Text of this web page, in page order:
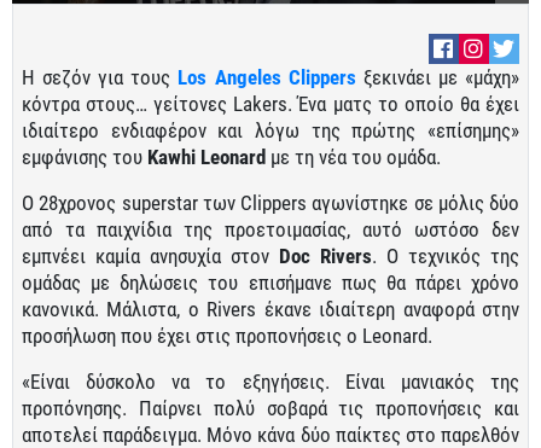
Η σεζόν για τους Los Angeles Clippers ξεκινάει με «μάχη»
κόντρα στους… γείτονες Lakers. Ένα ματς το οποίο θα έχει
ιδιαίτερο ενδιαφέρον και λόγω της πρώτης «επίσημης»
εμφάνισης του Kawhi Leonard με τη νέα του ομάδα.
Ο 28χρονος superstar των Clippers αγωνίστηκε σε μόλις δύο
από τα παιχνίδια της προετοιμασίας, αυτό ωστόσο δεν
εμπνέει καμία ανησυχία στον Doc Rivers. Ο τεχνικός της
ομάδας με δηλώσεις του επισήμανε πως θα πάρει χρόνο
κανονικά. Μάλιστα, ο Rivers έκανε ιδιαίτερη αναφορά στην
προσήλωση που έχει στις προπονήσεις ο Leonard.
«Είναι δύσκολο να το εξηγήσεις. Είναι μανιακός της
προπόνησης. Παίρνει πολύ σοβαρά τις προπονήσεις και
αποτελεί παράδειγμα. Μόνο κάνα δύο παίκτες στο παρελθόν